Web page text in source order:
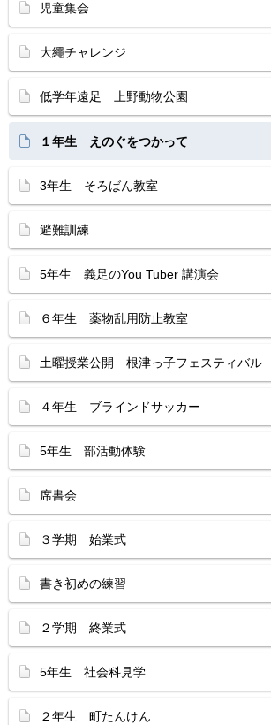
児童集会
大繩チャレンジ
低学年遠足 上野動物公園
１年生 えのぐをつかって
3年生 そろばん教室
避難訓練
5年生 義足のYou Tuber 講演会
６年生 薬物乱用防止教室
土曜授業公開 根津っ子フェスティバル
４年生 ブラインドサッカー
5年生 部活動体験
席書会
３学期 始業式
書き初めの練習
２学期 終業式
5年生 社会科見学
２年生 町たんけん